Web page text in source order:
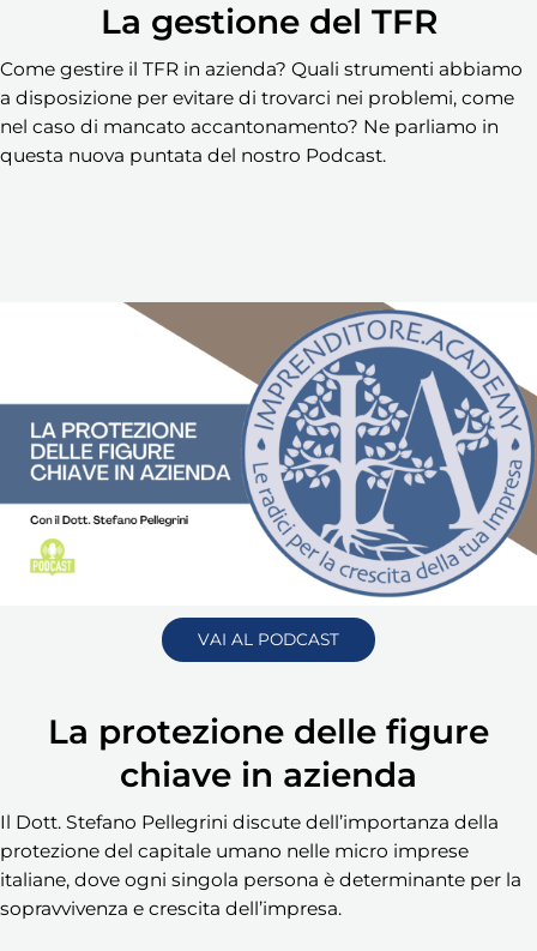
La gestione del TFR
Come gestire il TFR in azienda? Quali strumenti abbiamo
a disposizione per evitare di trovarci nei problemi, come
nel caso di mancato accantonamento? Ne parliamo in
questa nuova puntata del nostro Podcast.
VAI AL PODCAST
La protezione delle figure
chiave in azienda
Il Dott. Stefano Pellegrini discute dell’importanza della
protezione del capitale umano nelle micro imprese
italiane, dove ogni singola persona è determinante per la
sopravvivenza e crescita dell’impresa.